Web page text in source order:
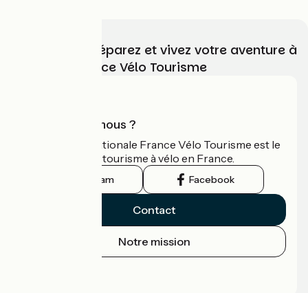
Choisissez, préparez et vivez votre aventure à
vélo avec France Vélo Tourisme
Qui sommes-nous ?
L'association nationale France Vélo Tourisme est le
guide officiel du tourisme à vélo en France.
Instagram Facebook
Contact
Notre mission